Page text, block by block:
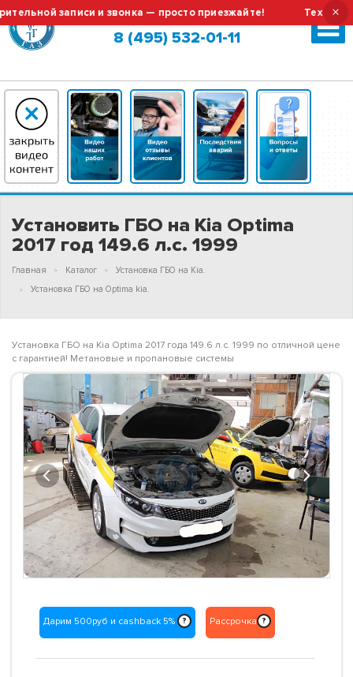
записи и звонка — просто приезжайте! ×
Москва (сменить город?)
8 (495) 532-01-11
Установить ГБО на Kia Optima
2017 год 149.6 л.с. 1999
Главная Каталог
Установка ГБО на Kia.
Установка ГБО на Optima kia.
Установка ГБО на Kia Optima 2017 года 149.6 л.с. 1999 по отличной цене
с гарантией! Метановые и пропановые системы
Previous Next
Дарим 500руб и cashback 5% ? Рассрочка ?